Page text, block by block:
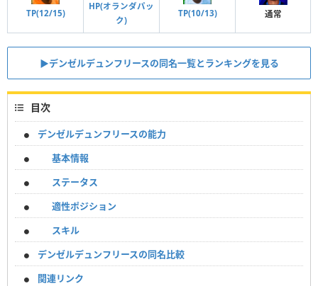
TP(12/15)
HP(オランダパッ
ク)
TP(10/13) 通常
▶︎デンゼルデュンフリースの同名一覧とランキングを見る
目次
デンゼルデュンフリースの能力
基本情報
ステータス
適性ポジション
スキル
デンゼルデュンフリースの同名比較
関連リンク